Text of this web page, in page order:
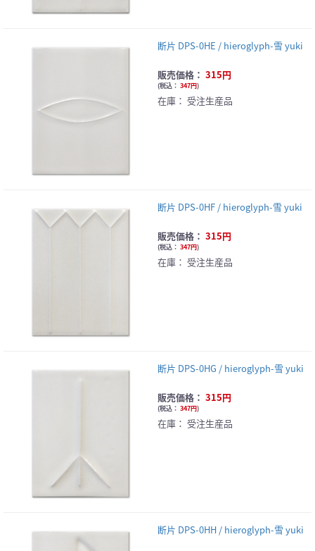
断片 DPS-0HE / hieroglyph-雪 yuki
販売価格： 315円
(税込： 347円)
在庫： 受注生産品
断片 DPS-0HF / hieroglyph-雪 yuki
販売価格： 315円
(税込： 347円)
在庫： 受注生産品
断片 DPS-0HG / hieroglyph-雪 yuki
販売価格： 315円
(税込： 347円)
在庫： 受注生産品
断片 DPS-0HH / hieroglyph-雪 yuki